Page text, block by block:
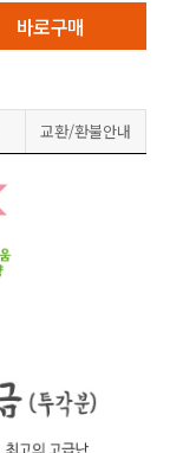
바로구매
교환/환불안내